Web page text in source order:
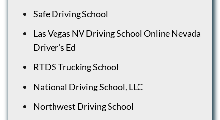
Safe Driving School
Las Vegas NV Driving School Online Nevada
Driver's Ed
RTDS Trucking School
National Driving School, LLC
Northwest Driving School